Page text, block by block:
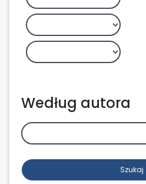
Według autora
Szukaj